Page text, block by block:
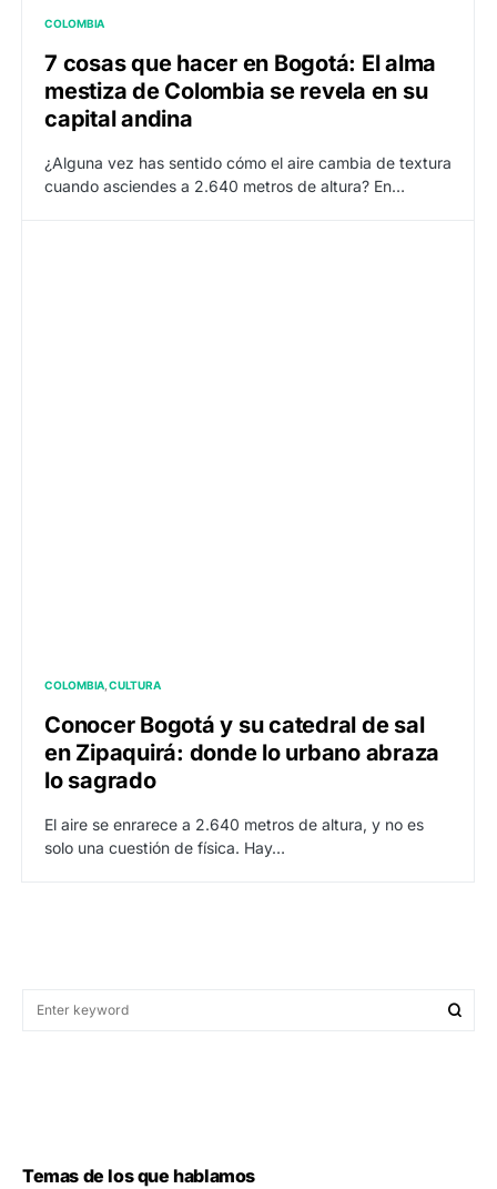
COLOMBIA
7 cosas que hacer en Bogotá: El alma
mestiza de Colombia se revela en su
capital andina
¿Alguna vez has sentido cómo el aire cambia de textura
cuando asciendes a 2.640 metros de altura? En…
COLOMBIA CULTURA
Conocer Bogotá y su catedral de sal
en Zipaquirá: donde lo urbano abraza
lo sagrado
El aire se enrarece a 2.640 metros de altura, y no es
solo una cuestión de física. Hay…
Temas de los que hablamos